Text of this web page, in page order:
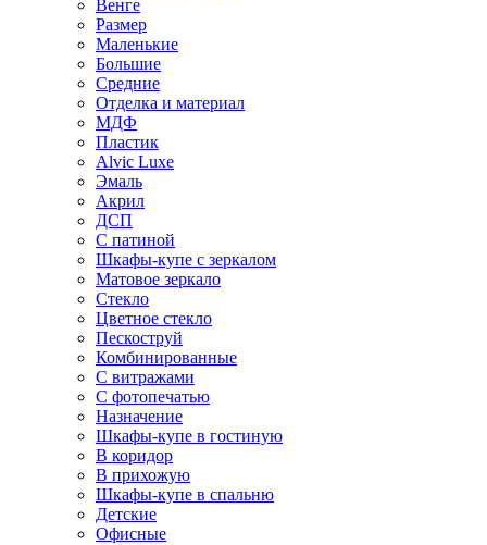
Венге
Размер
Маленькие
Большие
Средние
Отделка и материал
МДФ
Пластик
Alvic Luxe
Эмаль
Акрил
ДСП
С патиной
Шкафы-купе с зеркалом
Матовое зеркало
Стекло
Цветное стекло
Пескоструй
Комбинированные
С витражами
С фотопечатью
Назначение
Шкафы-купе в гостиную
В коридор
В прихожую
Шкафы-купе в спальню
Детские
Офисные